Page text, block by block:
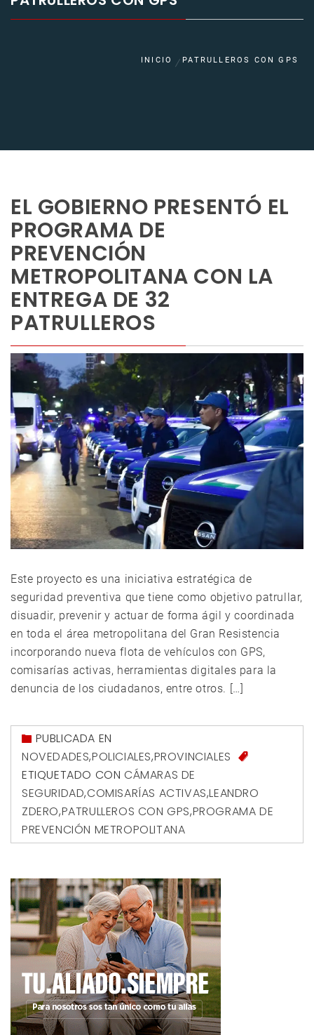
INICIO PATRULLEROS CON GPS
EL GOBIERNO PRESENTÓ EL
PROGRAMA DE
PREVENCIÓN
METROPOLITANA CON LA
ENTREGA DE 32
PATRULLEROS
Este proyecto es una iniciativa estratégica de
seguridad preventiva que tiene como objetivo patrullar,
disuadir, prevenir y actuar de forma ágil y coordinada
en toda el área metropolitana del Gran Resistencia
incorporando nueva flota de vehículos con GPS,
comisarías activas, herramientas digitales para la
denuncia de los ciudadanos, entre otros. […]
PUBLICADA EN
NOVEDADES,POLICIALES,PROVINCIALES
ETIQUETADO CON CÁMARAS DE
SEGURIDAD,COMISARÍAS ACTIVAS,LEANDRO
ZDERO,PATRULLEROS CON GPS,PROGRAMA DE
PREVENCIÓN METROPOLITANA